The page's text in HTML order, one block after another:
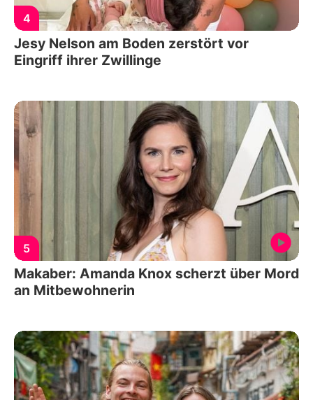
4
Jesy Nelson am Boden zerstört vor
Eingriff ihrer Zwillinge
5
Makaber: Amanda Knox scherzt über Mord
an Mitbewohnerin